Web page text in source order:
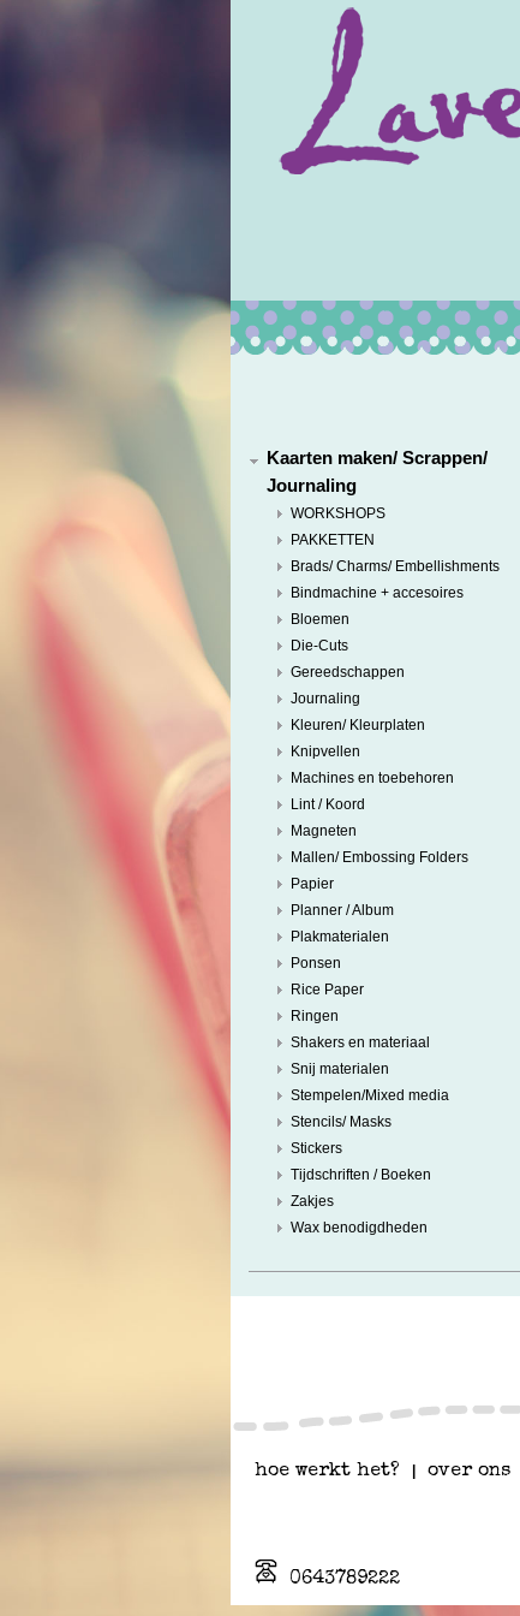
Kaarten maken/ Scrappen/
Journaling
WORKSHOPS
PAKKETTEN
Brads/ Charms/ Embellishments
Bindmachine + accesoires
Bloemen
Die-Cuts
Gereedschappen
Journaling
Kleuren/ Kleurplaten
Knipvellen
Machines en toebehoren
Lint / Koord
Magneten
Mallen/ Embossing Folders
Papier
Planner / Album
Plakmaterialen
Ponsen
Rice Paper
Ringen
Shakers en materiaal
Snij materialen
Stempelen/Mixed media
Stencils/ Masks
Stickers
Tijdschriften / Boeken
Zakjes
Wax benodigdheden
hoe werkt het? over ons
0643789222